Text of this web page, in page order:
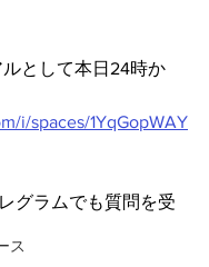
ス
として本日24時か
i/spaces/1YqGopWAY
グラムでも質問を受